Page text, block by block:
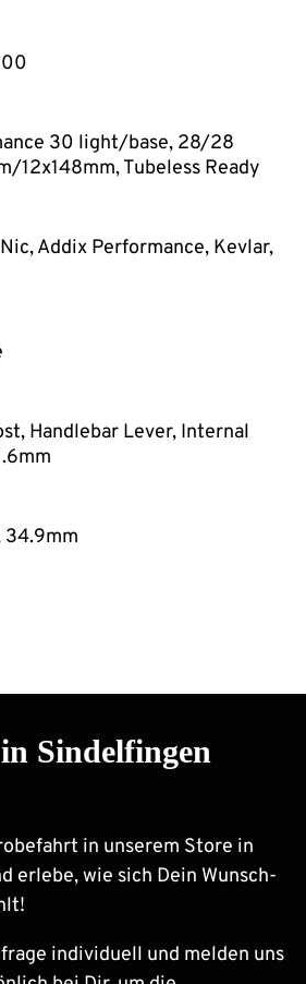
30 light/base, 28/28
12x148mm, Tubeless Ready
Addix Performance, Kevlar,
Handlebar Lever, Internal
34.9mm
Sindelfingen
in unserem Store in
erlebe, wie sich Dein Wunsch-
individuell und melden uns